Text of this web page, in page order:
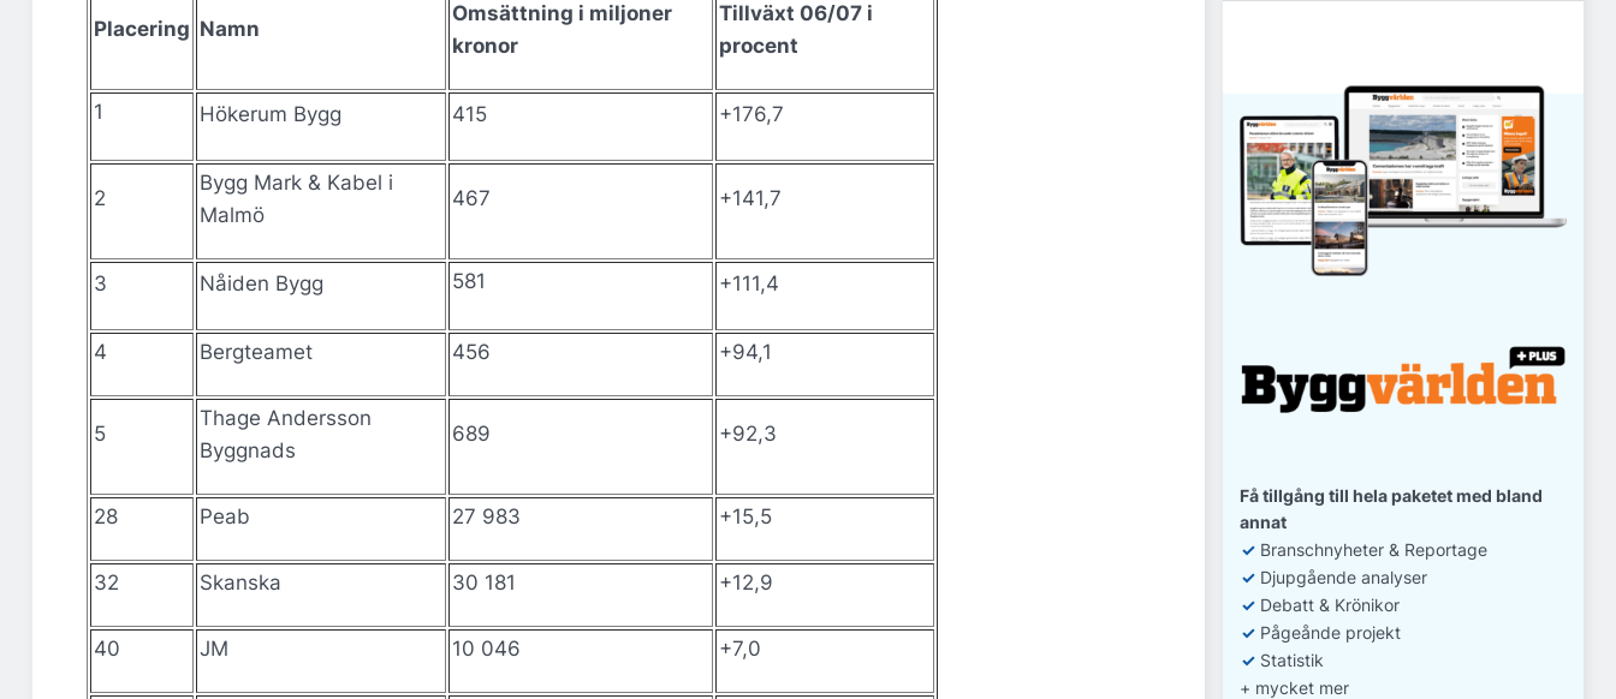
Placering Namn
Omsättning i miljoner
kronor
Tillväxt 06/07 i
procent
1 Hökerum Bygg 415 +176,7
2
Bygg Mark & Kabel i
Malmö
467 +141,7
3 Nåiden Bygg 581 +111,4
4 Bergteamet 456 +94,1
5
Thage Andersson
Byggnads
689 +92,3
28 Peab 27 983 +15,5
32 Skanska 30 181 +12,9
40 JM 10 046 +7,0
Få tillgång till hela paketet med bland
annat
✓ Branschnyheter & Reportage
✓ Djupgående analyser
✓ Debatt & Krönikor
✓ Pågeånde projekt
✓ Statistik
+ mycket mer